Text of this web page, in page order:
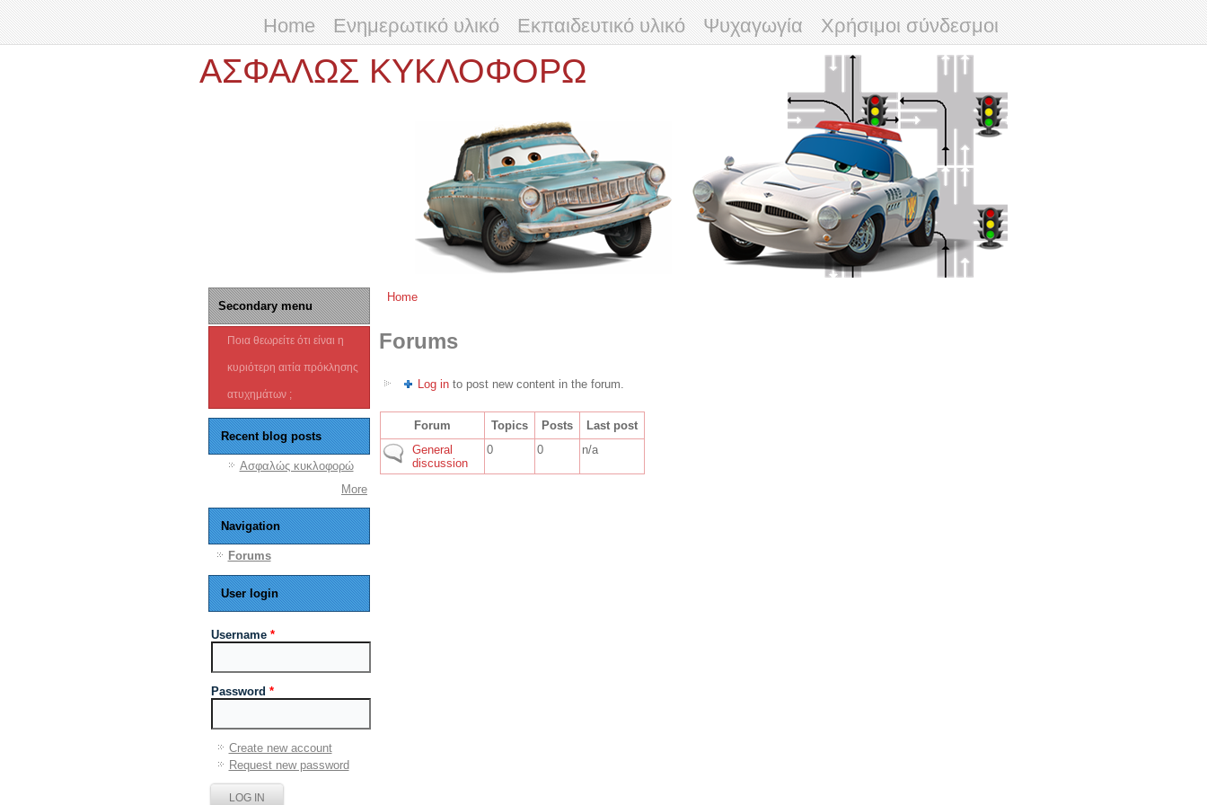
Home Ενημερωτικό υλικό Εκπαιδευτικό υλικό Ψυχαγωγία Χρήσιμοι σύνδεσμοι
ΑΣΦΑΛΩΣ ΚΥΚΛΟΦΟΡΩ
Secondary menu
Ποια θεωρείτε ότι είναι η
κυριότερη αιτία πρόκλησης
ατυχημάτων ;
Recent blog posts
Ασφαλώς κυκλοφορώ
More
Navigation
Forums
User login
Username *
Password *
Create new account
Request new password
Home
Forums
Log in to post new content in the forum.
Forum Topics Posts
Last post
No new posts
General
discussion
0 0 n/a